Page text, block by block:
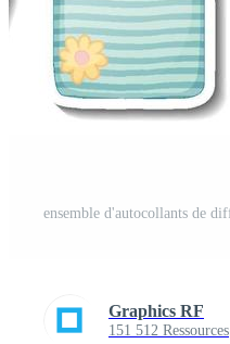
Graphics RF
151 512 Ressources